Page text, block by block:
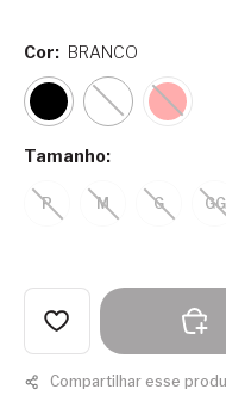
Tamanho:
P M G GG
Cor: BRANCO
Compartilhar esse